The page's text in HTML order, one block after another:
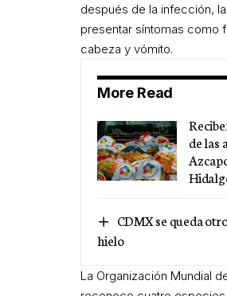
después de la infección,
presentar síntomas como
cabeza y vómito.
More Read
de las
CDMX se queda
hielo
La Organización Mundial